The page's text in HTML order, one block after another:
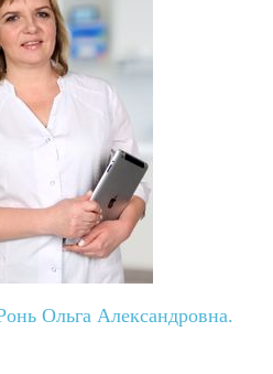
Ольга Александровна.